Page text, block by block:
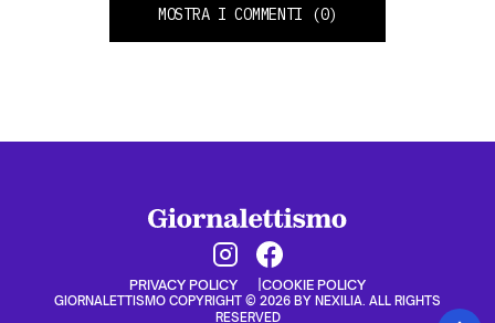
MOSTRA I COMMENTI (0)
PRIVACY POLICY COOKIE POLICY
GIORNALETTISMO COPYRIGHT © 2026 BY NEXILIA. ALL RIGHTS
RESERVED